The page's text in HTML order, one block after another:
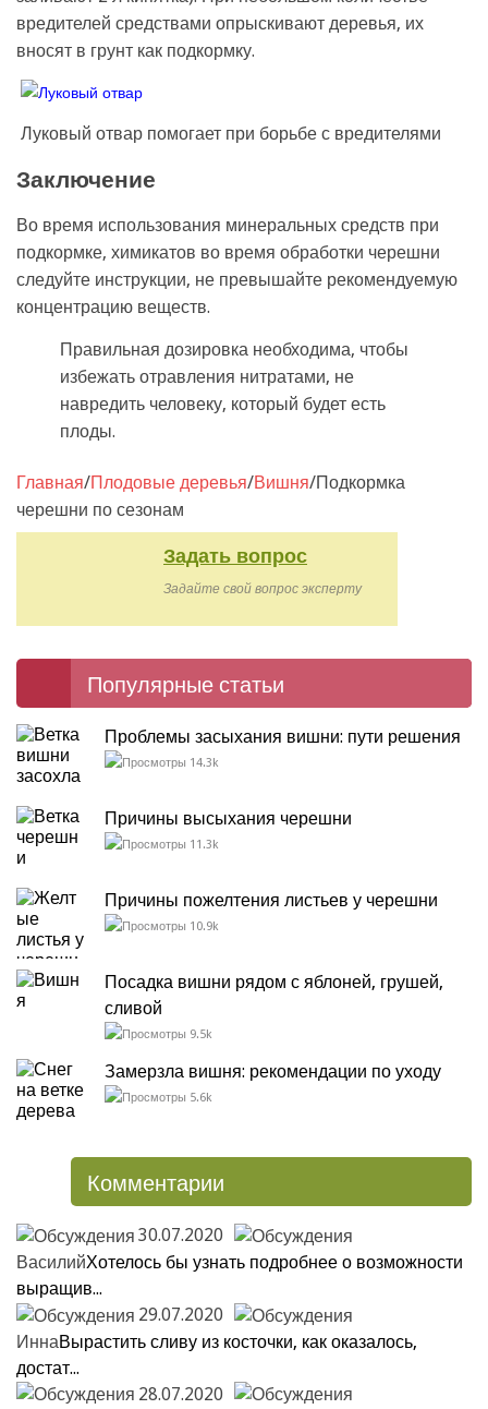
вредителей средствами опрыскивают деревья, их
вносят в грунт как подкормку.
Луковый отвар помогает при борьбе с вредителями
Заключение
Во время использования минеральных средств при
подкормке, химикатов во время обработки черешни
следуйте инструкции, не превышайте рекомендуемую
концентрацию веществ.
Правильная дозировка необходима, чтобы
избежать отравления нитратами, не
навредить человеку, который будет есть
плоды.
Главная/Плодовые деревья/Вишня/Подкормка
черешни по сезонам
Задать вопрос
Задайте свой вопрос эксперту
Популярные статьи
Проблемы засыхания вишни: пути решения
14.3k
Причины высыхания черешни
11.3k
Причины пожелтения листьев у черешни
10.9k
Посадка вишни рядом с яблоней, грушей,
сливой
9.5k
Замерзла вишня: рекомендации по уходу
5.6k
Комментарии
30.07.2020
ВасилийХотелось бы узнать подробнее о возможности
выращив...
29.07.2020
ИннаВырастить сливу из косточки, как оказалось,
достат...
28.07.2020